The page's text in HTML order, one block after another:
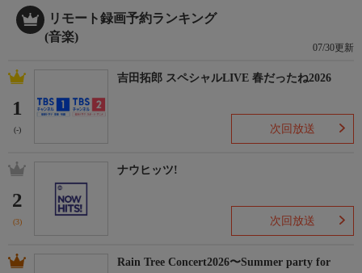
リモート録画予約ランキング
(音楽)
07/30更新
1
(-)
吉田拓郎 スペシャルLIVE 春だったね2026
次回放送
2
(3)
ナウヒッツ!
次回放送
Rain Tree Concert2026〜Summer party for